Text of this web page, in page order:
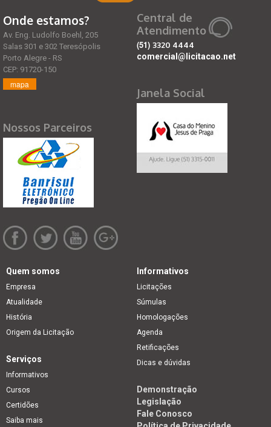
Onde estamos?
Av. Eng. Ludolfo Boehl, 205
Salas 301 e 302 Teresópolis
Porto Alegre - RS
CEP: 91720-150
mapa
Nossos Parceiros
Central de
Atendimento
(51) 3320 4444
comercial@licitacao.net
Janela Social
Quem somos
Empresa
Atualidade
História
Origem da Licitação
Informativos
Licitações
Súmulas
Homologações
Agenda
Retificações
Dicas e dúvidas
Serviços
Informativos
Cursos
Certidões
Saiba mais
Demonstração
Legislação
Fale Conosco